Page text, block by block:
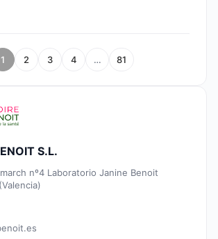
1 2 3 4 … 81
S.L.
nº4 Laboratorio Janine Benoit